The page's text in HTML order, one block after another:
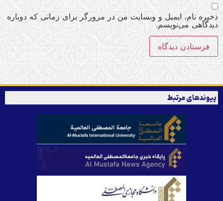
ذخیره نام، ایمیل و وبسایت من در مرورگر برای زمانی که دوباره
دیدگاهی می‌نویسم.
پیوندهای مرتبط